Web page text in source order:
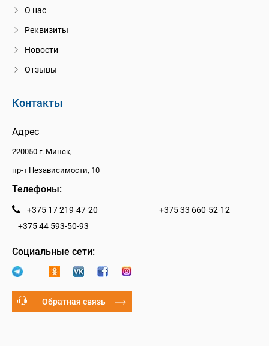
О нас
Реквизиты
Новости
Отзывы
Контакты
Адрес
220050 г. Минск,
пр-т Независимости, 10
Телефоны:
+375 17 219-47-20
+375 33 660-52-12
+375 44 593-50-93
Социальные сети:
Обратная связь